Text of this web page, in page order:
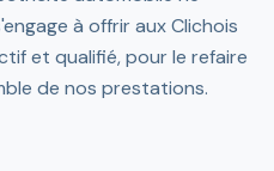
à offrir aux Clichois
et qualifié, pour le refaire
de nos prestations.